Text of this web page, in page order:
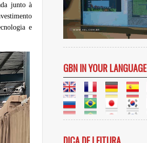
junto à
e
GBN IN YOUR LANGUAGE